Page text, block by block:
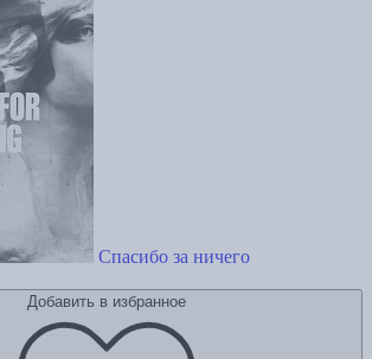
Спасибо за ничего
Добавить в избранное